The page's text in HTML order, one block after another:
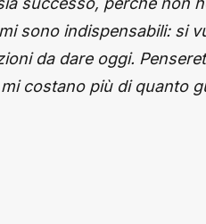
sono indispensabili: si
da dare oggi.
costano più di quanto